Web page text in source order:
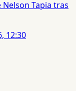
Tapia tras
12:30